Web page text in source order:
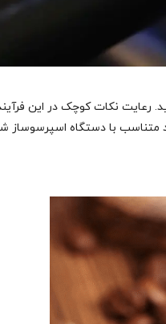
رعایت نکات کوچک در این
متناسب با دستگاه اسپرسوساز